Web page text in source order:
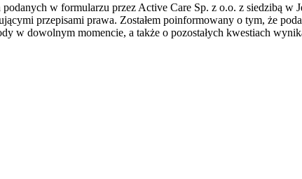
w formularzu przez Active Care Sp. z o.o. z siedzibą
przepisami prawa. Zostałem poinformowany o tym, że
w dowolnym momencie, a także o pozostałych kwestiach